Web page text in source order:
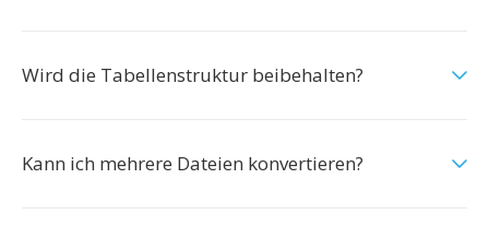
Wird die Tabellenstruktur beibehalten?
Kann ich mehrere Dateien konvertieren?